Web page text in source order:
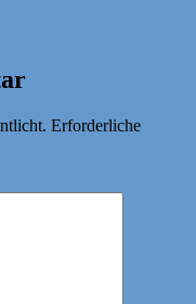
Erforderliche